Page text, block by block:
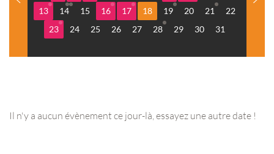
13
14 15 16 17 18 19 20 21
22
23
24 25 26 27 28 29 30 31
Il n'y a aucun évènement ce jour-là, essayez une autre date !